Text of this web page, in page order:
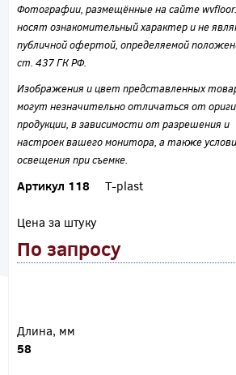
Фотографии, размещённые на сайте
носят ознакомительный характер и не
публичной офертой, определяемой
ст. 437 ГК РФ.
Изображения и цвет представленных
могут незначительно отличаться от
продукции, в зависимости от разрешения и
настроек вашего монитора, а также
освещения при съемке.
Артикул 118 T-plast
Цена за штуку
По запросу
Длина, мм
58